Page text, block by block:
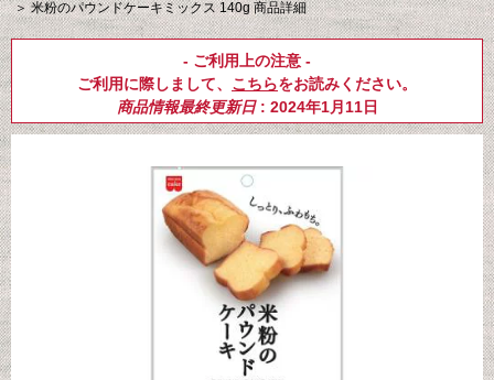
＞米粉のパウンドケーキミックス 140g 商品詳細
- ご利用上の注意 -
ご利用に際しまして、 こちらをお読みください。
商品情報最終更新日: 2024年1月11日